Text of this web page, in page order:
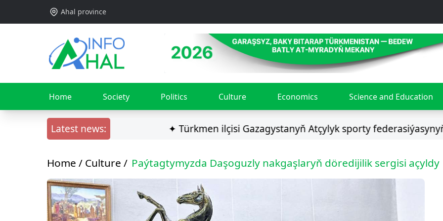
Ahal province
Home Society Politics Culture Economics Science and Education
Latest news: ✦ Türkmen ilçisi Gazagystanyň Atçylyk sporty federasiýasynyň
Home / Culture / Paýtagtymyzda Daşoguzly nakgaşlaryň döredijilik sergisi açyldy